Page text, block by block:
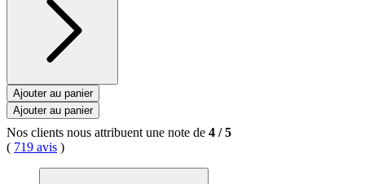
Ajouter au panier
Ajouter au panier
Nos clients nous attribuent une note de 4 /5
( 719 avis )